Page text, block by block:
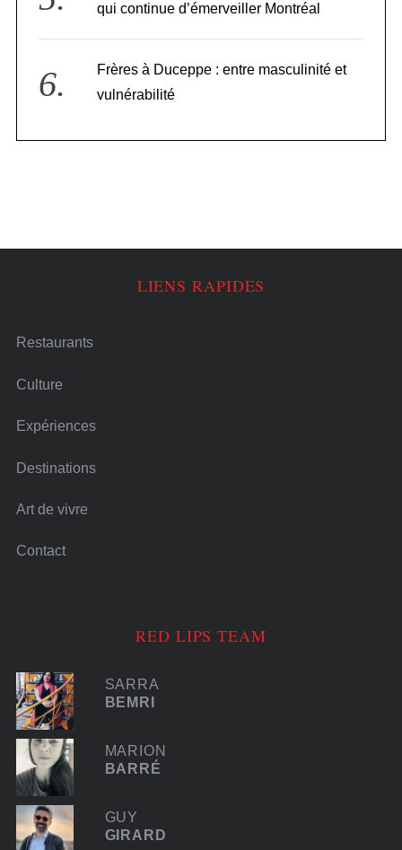
qui continue d’émerveiller Montréal
Frères à Duceppe : entre masculinité et
vulnérabilité
LIENS RAPIDES
Restaurants
Culture
Expériences
Destinations
Art de vivre
Contact
RED LIPS TEAM
SARRA
BEMRI
MARION
BARRÉ
GUY
GIRARD